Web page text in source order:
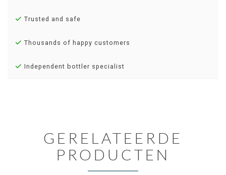
Trusted and safe
Thousands of happy customers
Independent bottler specialist
GERELATEERDE
PRODUCTEN